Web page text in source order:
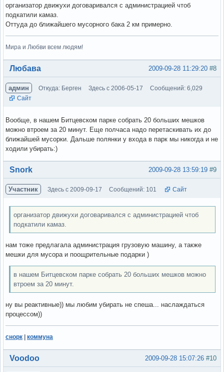
организатор движухи договаривался с администрацией чтоб
подкатили камаз.
Оттуда до ближайшего мусорного бака 2 км примерно.
Мира и Любви всем людям!
Вне форума #8
2009-09-28 11:29:20
Любава
админ Откуда: Берген Здесь с 2006-05-17
Сообщений: 6,029
Сайт
Вообще, в нашем Битцевском парке собрать 20 больших мешков
можно втроем за 20 минут. Еще полчаса надо перетаскивать их до
ближайшей мусорки. Дальше полянки у входа в парк мы никогда и не
ходили убирать:)
Вне форума #9
2009-09-28 13:59:19
Snork
Участник Здесь с 2009-09-17 Сообщений: 101 Сайт
организатор движухи договаривался с администрацией чтоб
подкатили камаз.
нам тоже предлагала администрация грузовую машину, а также
мешки для мусора и поощрительные подарки )
в нашем Битцевском парке собрать 20 больших мешков можно
втроем за 20 минут.
ну вы реактивные)) мы любим убирать не спеша... наслаждаться
процессом))
снорк | коммуна
Вне форума #10
2009-09-28 15:07:26
Voodoo